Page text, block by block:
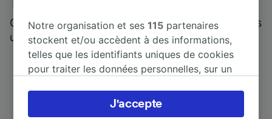
Qui mieux pour parler de nous, que ceux qui nous
utilisent ?
Notre organisation et ses115 partenaires
stockent et/ou accèdent à des informations,
telles que les identifiants uniques de cookies
pour traiter les données personnelles, sur un
préférences, notamment en exerçant votre
droit d’opposition à l’intérêt légitime, en
J'accepte